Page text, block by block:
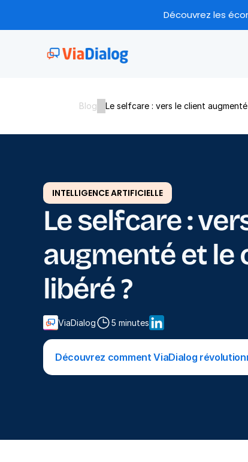
Découvrez les
Blog Le selfcare : vers le client
INTELLIGENCE ARTIFICIELLE
Le selfcare :
augmenté et le
libéré ?
ViaDialog 5 minutes
Découvrez comment ViaDialog